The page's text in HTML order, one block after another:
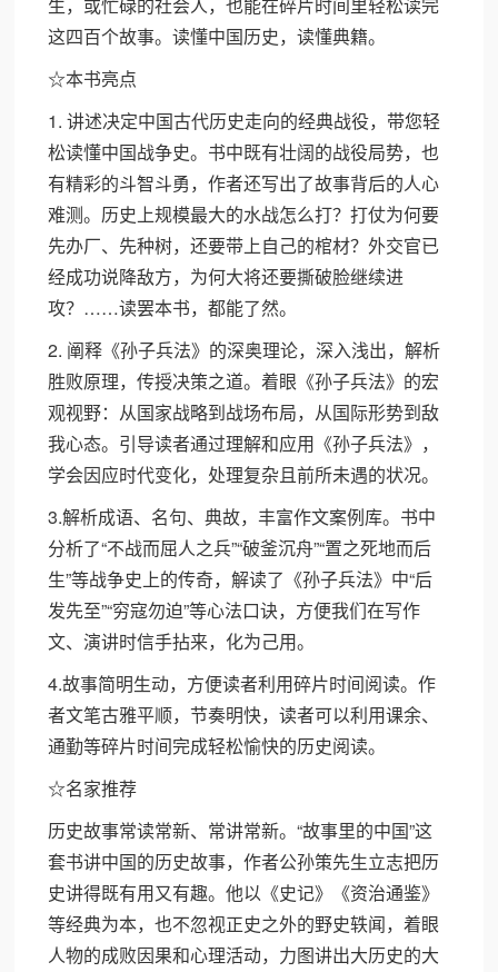
这四百个故事。读懂中国历史，读懂典籍。
☆本书亮点
1. 讲述决定中国古代历史走向的经典战役，带您轻
松读懂中国战争史。书中既有壮阔的战役局势，也
有精彩的斗智斗勇，作者还写出了故事背后的人心
难测。历史上规模最大的水战怎么打？打仗为何要
先办厂、先种树，还要带上自己的棺材？外交官已
经成功说降敌方，为何大将还要撕破脸继续进
攻？……读罢本书，都能了然。
2. 阐释《孙子兵法》的深奥理论，深入浅出，解析
胜败原理，传授决策之道。着眼《孙子兵法》的宏
观视野：从国家战略到战场布局，从国际形势到敌
我心态。引导读者通过理解和应用《孙子兵法》，
学会因应时代变化，处理复杂且前所未遇的状况。
3.解析成语、名句、典故，丰富作文案例库。书中
分析了“不战而屈人之兵”“破釜沉舟”“置之死地而后
生”等战争史上的传奇，解读了《孙子兵法》中“后
发先至”“穷寇勿迫”等心法口诀，方便我们在写作
文、演讲时信手拈来，化为己用。
4.故事简明生动，方便读者利用碎片时间阅读。作
者文笔古雅平顺，节奏明快，读者可以利用课余、
通勤等碎片时间完成轻松愉快的历史阅读。
☆名家推荐
历史故事常读常新、常讲常新。“故事里的中国”这
套书讲中国的历史故事，作者公孙策先生立志把历
史讲得既有用又有趣。他以《史记》《资治通鉴》
等经典为本，也不忽视正史之外的野史轶闻，着眼
人物的成败因果和心理活动，力图讲出大历史的大